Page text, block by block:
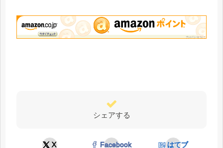
シェアする
X Facebook はてブ